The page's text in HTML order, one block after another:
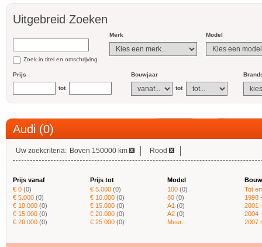
Uitgebreid Zoeken
Zoek in titel en omschrijving
Merk Model
Prijs
tot
Bouwjaar
tot
Audi (0)
Uw zoekcriteria: Boven 150000 km Rood
Prijs vanaf
€ 0 (0)
€ 5.000 (0)
€ 10.000 (0)
€ 15.000 (0)
€ 20.000 (0)
Prijs tot
€ 5.000 (0)
€ 10.000 (0)
€ 15.000 (0)
€ 20.000 (0)
€ 25.000 (0)
Model
100 (0)
80 (0)
A1 (0)
A2 (0)
Meer...
Tot
1998
2001
2004
2007